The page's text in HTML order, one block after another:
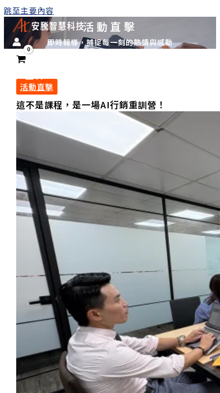
跳至主要內容
活動直擊
即時報導，捕捉每一刻的熱情與感動
活動直擊
這不是課程，是一場AI行銷重訓營！